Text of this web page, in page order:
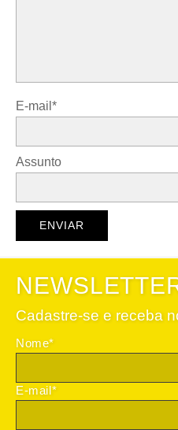
E-mail*
Assunto
Cadastre-se e receba
Nome*
E-mail*